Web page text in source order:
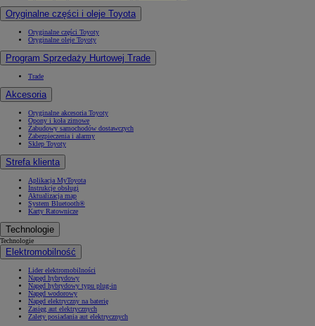
Oryginalne części i oleje Toyota
Oryginalne części Toyoty
Oryginalne oleje Toyoty
Program Sprzedaży Hurtowej Trade
Trade
Akcesoria
Oryginalne akcesoria Toyoty
Opony i koła zimowe
Zabudowy samochodów dostawczych
Zabezpieczenia i alarmy
Sklep Toyoty
Strefa klienta
Aplikacja MyToyota
Instrukcje obsługi
Aktualizacja map
System Bluetooth®
Karty Ratownicze
Technologie
Technologie
Elektromobilność
Lider elektromobilności
Napęd hybrydowy
Napęd hybrydowy typu plug-in
Napęd wodorowy
Napęd elektryczny na baterię
Zasięg aut elektrycznych
Zalety posiadania aut elektrycznych